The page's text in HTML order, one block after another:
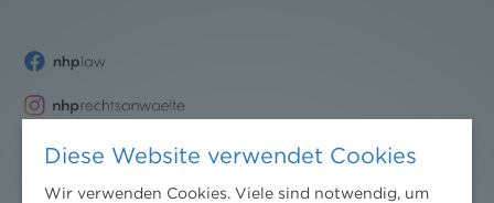
Diese Website verwendet Cookies
Wir verwenden Cookies. Viele sind notwendig, um